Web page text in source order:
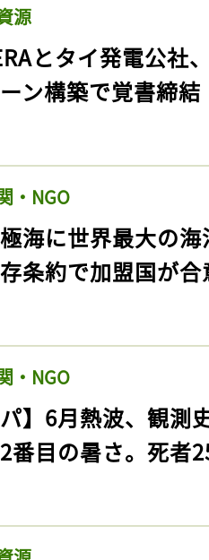
源
とタイ発電公社
ン構築で覚書締結
・NGO
極海に世界最大の
条約で加盟国が合
・NGO
パ】6月熱波、観
番目の暑さ。死者
お気に入りに
ログインが必
ログイン